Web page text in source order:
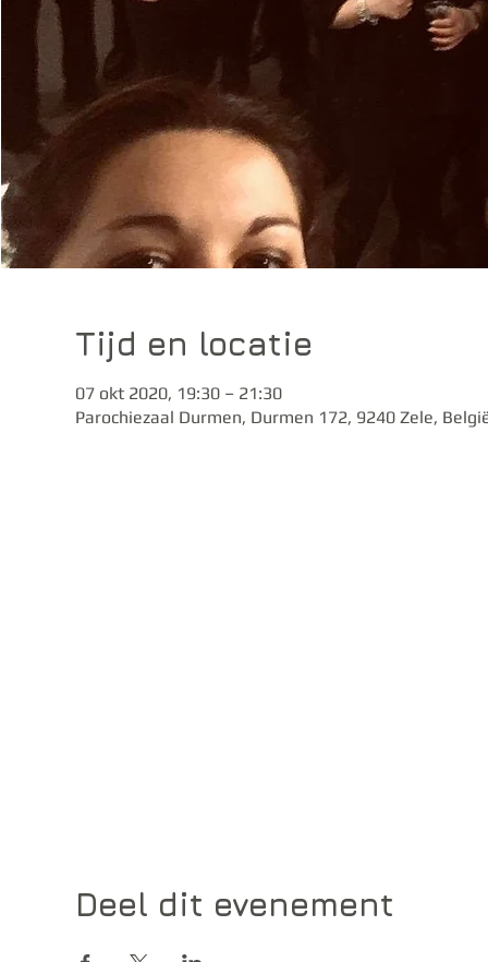
Tijd en locatie
07 okt 2020, 19:30 – 21:30
Parochiezaal Durmen, Durmen 172, 9240 Zele,
Deel dit evenement